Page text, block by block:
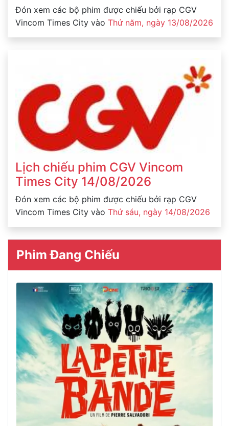
Đón xem các bộ phim được chiếu bởi rạp CGV
Vincom Times City vào Thứ năm, ngày 13/08/2026
Lịch chiếu phim CGV Vincom
Times City 14/08/2026
Đón xem các bộ phim được chiếu bởi rạp CGV
Vincom Times City vào Thứ sáu, ngày 14/08/2026
Phim Đang Chiếu